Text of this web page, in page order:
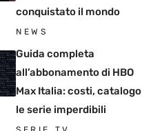
conquistato il mondo
NEWS
Guida completa
all’abbonamento di HBO
Max Italia: costi, catalogo
le serie imperdibili